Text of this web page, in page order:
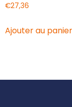
€27,36
Ajouter au panier